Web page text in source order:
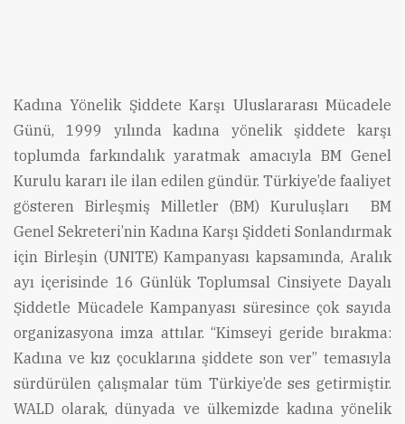
Kadına Yönelik Şiddete Karşı Uluslararası Mücadele
Günü, 1999 yılında kadına yönelik şiddete karşı
toplumda farkındalık yaratmak amacıyla BM Genel
Kurulu kararı ile ilan edilen gündür. Türkiye’de faaliyet
gösteren Birleşmiş Milletler (BM) Kuruluşları BM
Genel Sekreteri’nin Kadına Karşı Şiddeti Sonlandırmak
için Birleşin (UNITE) Kampanyası kapsamında, Aralık
ayı içerisinde 16 Günlük Toplumsal Cinsiyete Dayalı
Şiddetle Mücadele Kampanyası süresince çok sayıda
organizasyona imza attılar. “Kimseyi geride bırakma:
Kadına ve kız çocuklarına şiddete son ver” temasıyla
sürdürülen çalışmalar tüm Türkiye’de ses getirmiştir.
WALD olarak, dünyada ve ülkemizde kadına yönelik